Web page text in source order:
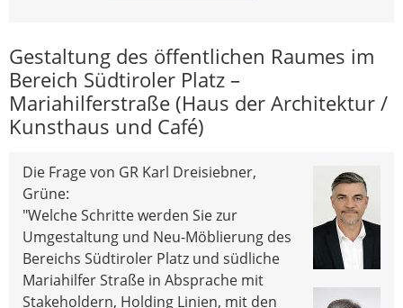
Gestaltung des öffentlichen Raumes im
Bereich Südtiroler Platz –
Mariahilferstraße (Haus der Architektur /
Kunsthaus und Café)
Die Frage von GR Karl Dreisiebner,
Grüne:
"Welche Schritte werden Sie zur
Umgestaltung und Neu-Möblierung des
Bereichs Südtiroler Platz und südliche
Mariahilfer Straße in Absprache mit
Stakeholdern, Holding Linien, mit den